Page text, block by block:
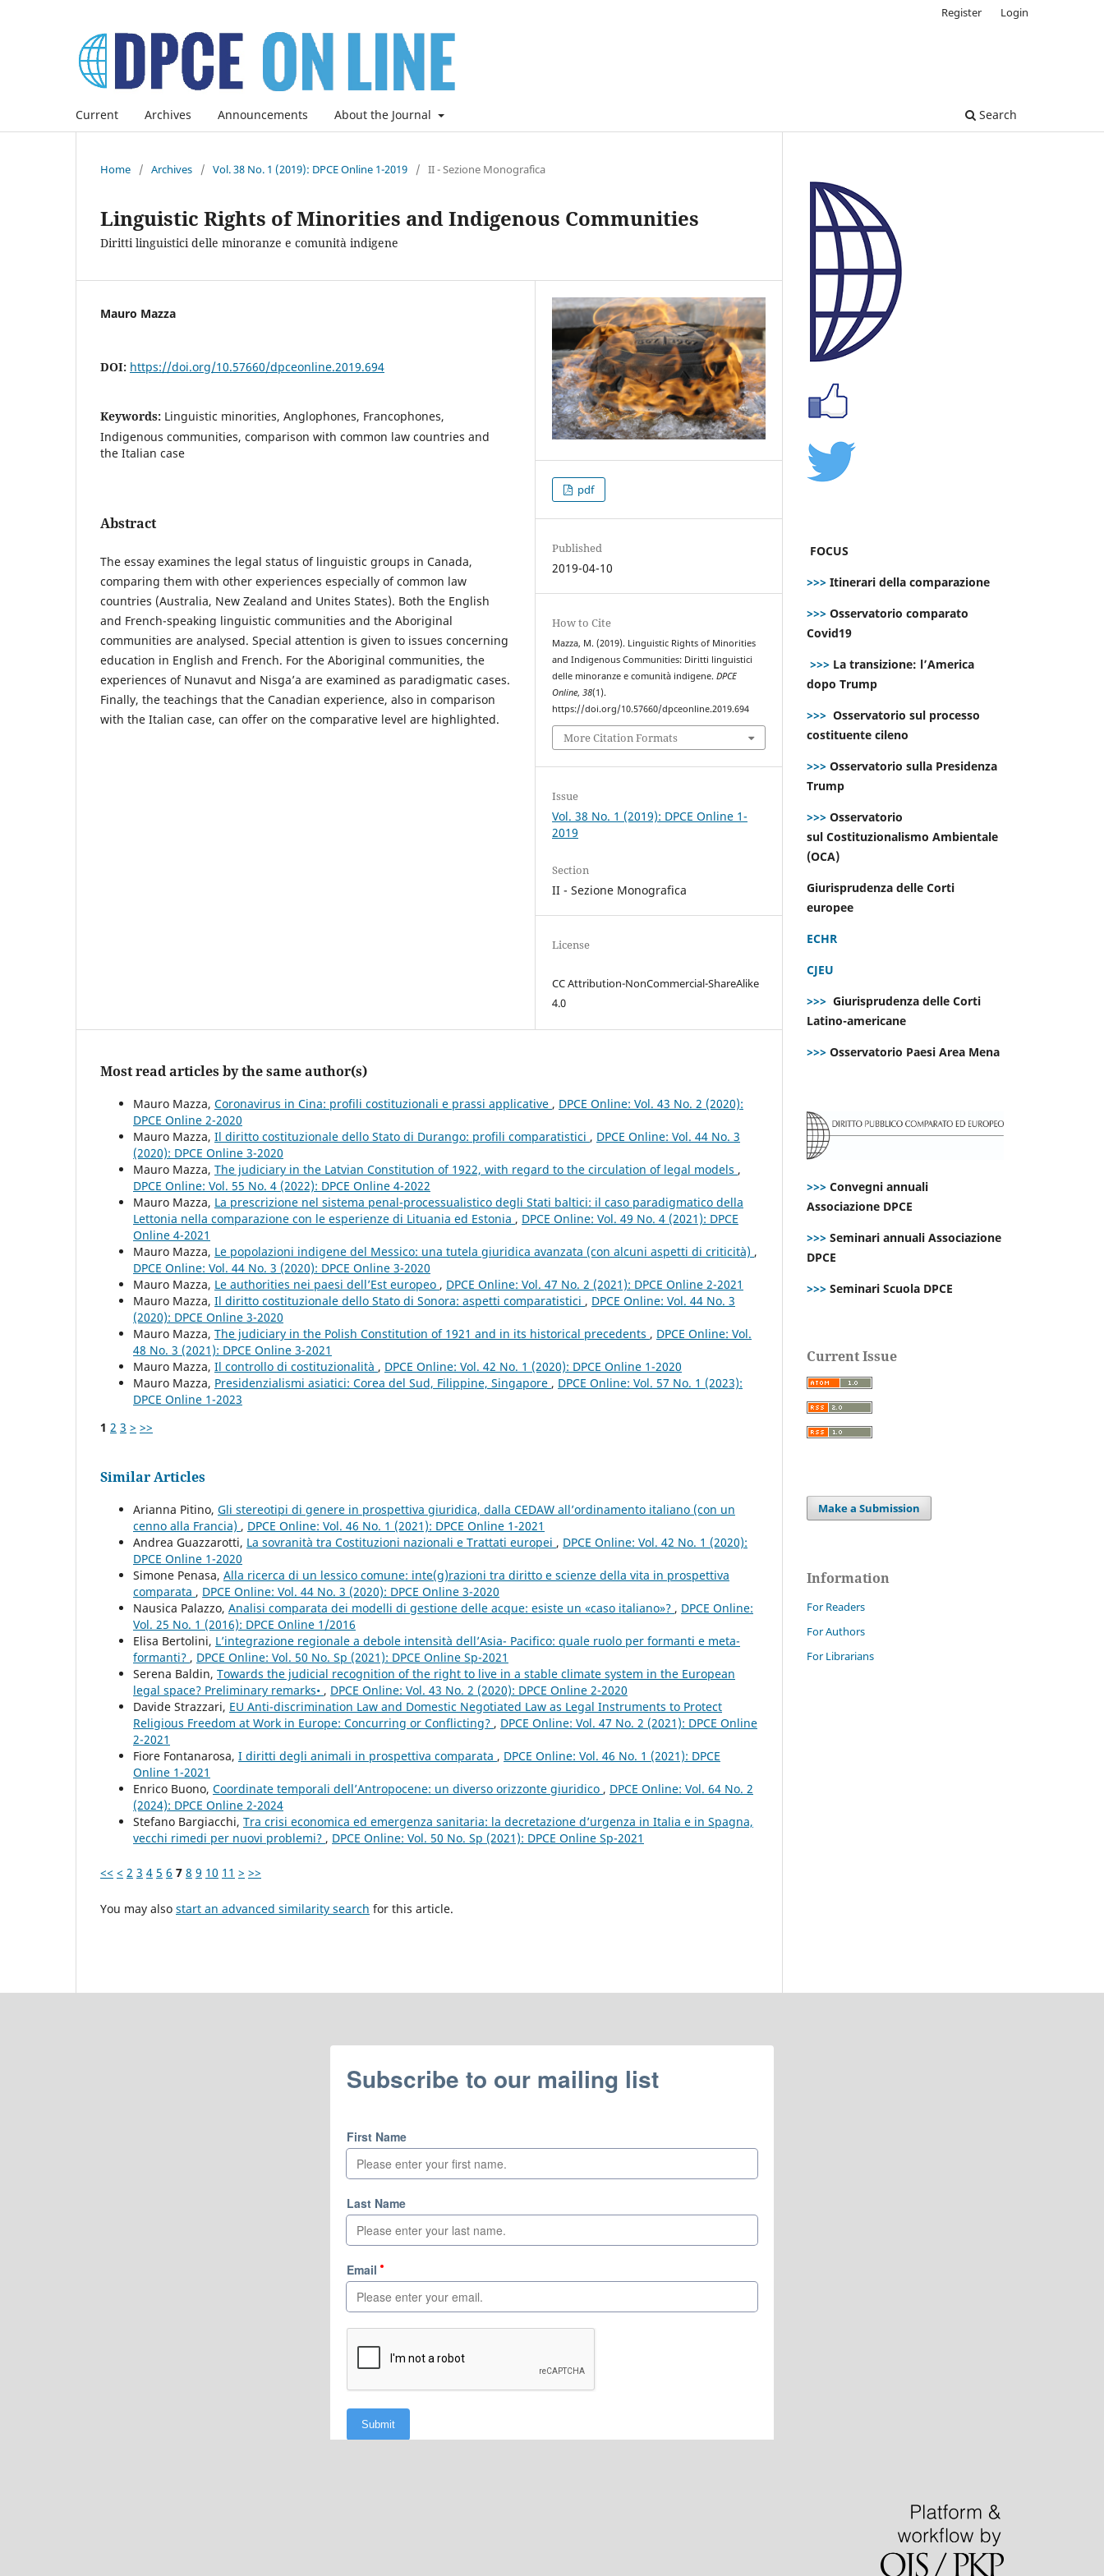
Current Archives Announcements About the Journal Search
Register Login
Home / Archives / Vol. 38 No. 1 (2019): DPCE Online 1-2019 / II - Sezione Monografica
Linguistic Rights of Minorities and Indigenous Communities
Diritti linguistici delle minoranze e comunità indigene
Mauro Mazza
DOI: https://doi.org/10.57660/dpceonline.2019.694
Keywords: Linguistic minorities, Anglophones, Francophones,
Indigenous communities, comparison with common law countries and
the Italian case
Abstract
The essay examines the legal status of linguistic groups in Canada,
comparing them with other experiences especially of common law
countries (Australia, New Zealand and Unites States). Both the English
and French-speaking linguistic communities and the Aboriginal
communities are analysed. Special attention is given to issues concerning
education in English and French. For the Aboriginal communities, the
experiences of Nunavut and Nisga’a are examined as paradigmatic cases.
Finally, the teachings that the Canadian experience, also in comparison
with the Italian case, can offer on the comparative level are highlighted.
pdf
Published
2019-04-10
How to Cite
Mazza, M. (2019). Linguistic Rights of Minorities
and Indigenous Communities: Diritti linguistici
delle minoranze e comunità indigene.DPCE
Online,38(1).
https://doi.org/10.57660/dpceonline.2019.694
More Citation Formats
Issue
Vol. 38 No. 1 (2019): DPCE Online 1-
2019
Section
II - Sezione Monografica
License
CC Attribution-NonCommercial-ShareAlike
4.0
Most read articles by the same author(s)
Mauro Mazza, Coronavirus in Cina: profili costituzionali e prassi applicative , DPCE Online: Vol. 43 No. 2 (2020):
DPCE Online 2-2020
Mauro Mazza, Il diritto costituzionale dello Stato di Durango: profili comparatistici , DPCE Online: Vol. 44 No. 3
(2020): DPCE Online 3-2020
Mauro Mazza, The judiciary in the Latvian Constitution of 1922, with regard to the circulation of legal models ,
DPCE Online: Vol. 55 No. 4 (2022): DPCE Online 4-2022
Mauro Mazza, La prescrizione nel sistema penal-processualistico degli Stati baltici: il caso paradigmatico della
Lettonia nella comparazione con le esperienze di Lituania ed Estonia , DPCE Online: Vol. 49 No. 4 (2021): DPCE
Online 4-2021
Mauro Mazza, Le popolazioni indigene del Messico: una tutela giuridica avanzata (con alcuni aspetti di criticità) ,
DPCE Online: Vol. 44 No. 3 (2020): DPCE Online 3-2020
Mauro Mazza, Le authorities nei paesi dell’Est europeo , DPCE Online: Vol. 47 No. 2 (2021): DPCE Online 2-2021
Mauro Mazza, Il diritto costituzionale dello Stato di Sonora: aspetti comparatistici , DPCE Online: Vol. 44 No. 3
(2020): DPCE Online 3-2020
Mauro Mazza, The judiciary in the Polish Constitution of 1921 and in its historical precedents , DPCE Online: Vol.
48 No. 3 (2021): DPCE Online 3-2021
Mauro Mazza, Il controllo di costituzionalità , DPCE Online: Vol. 42 No. 1 (2020): DPCE Online 1-2020
Mauro Mazza, Presidenzialismi asiatici: Corea del Sud, Filippine, Singapore , DPCE Online: Vol. 57 No. 1 (2023):
DPCE Online 1-2023
1 2 3 > >>
Similar Articles
Arianna Pitino, Gli stereotipi di genere in prospettiva giuridica, dalla CEDAW all’ordinamento italiano (con un
cenno alla Francia) , DPCE Online: Vol. 46 No. 1 (2021): DPCE Online 1-2021
Andrea Guazzarotti, La sovranità tra Costituzioni nazionali e Trattati europei , DPCE Online: Vol. 42 No. 1 (2020):
DPCE Online 1-2020
Simone Penasa, Alla ricerca di un lessico comune: inte(g)razioni tra diritto e scienze della vita in prospettiva
comparata , DPCE Online: Vol. 44 No. 3 (2020): DPCE Online 3-2020
Nausica Palazzo, Analisi comparata dei modelli di gestione delle acque: esiste un «caso italiano»? , DPCE Online:
Vol. 25 No. 1 (2016): DPCE Online 1/2016
Elisa Bertolini, L’integrazione regionale a debole intensità dell’Asia- Pacifico: quale ruolo per formanti e meta-
formanti? , DPCE Online: Vol. 50 No. Sp (2021): DPCE Online Sp-2021
Serena Baldin, Towards the judicial recognition of the right to live in a stable climate system in the European
legal space? Preliminary remarks• , DPCE Online: Vol. 43 No. 2 (2020): DPCE Online 2-2020
Davide Strazzari, EU Anti-discrimination Law and Domestic Negotiated Law as Legal Instruments to Protect
Religious Freedom at Work in Europe: Concurring or Conflicting? , DPCE Online: Vol. 47 No. 2 (2021): DPCE Online
2-2021
Fiore Fontanarosa, I diritti degli animali in prospettiva comparata , DPCE Online: Vol. 46 No. 1 (2021): DPCE
Online 1-2021
Enrico Buono, Coordinate temporali dell’Antropocene: un diverso orizzonte giuridico , DPCE Online: Vol. 64 No. 2
(2024): DPCE Online 2-2024
Stefano Bargiacchi, Tra crisi economica ed emergenza sanitaria: la decretazione d’urgenza in Italia e in Spagna,
vecchi rimedi per nuovi problemi? , DPCE Online: Vol. 50 No. Sp (2021): DPCE Online Sp-2021
<< < 2 3 4 5 6 7 8 9 10 11 > >>
You may also start an advanced similarity search for this article.
FOCUS
>>> Itinerari della comparazione
>>> Osservatorio comparato
Covid19
>>> La transizione: l’America
dopo Trump
>>> Osservatorio sul processo
costituente cileno
>>> Osservatorio sulla Presidenza
Trump
>>> Osservatorio
sul Costituzionalismo Ambientale
(OCA)
Giurisprudenza delle Corti
europee
ECHR
CJEU
>>> Giurisprudenza delle Corti
Latino-americane
>>> Osservatorio Paesi Area Mena
>>> Convegni annuali
Associazione DPCE
>>> Seminari annuali Associazione
DPCE
>>> Seminari Scuola DPCE
Current Issue
Make a Submission
Information
For Readers
For Authors
For Librarians